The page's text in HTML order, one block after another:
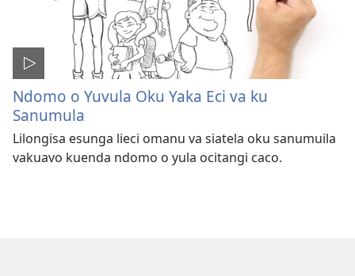
Ndomo o Yuvula Oku Yaka Eci va ku
Sanumula
Lilongisa esunga lieci omanu va siatela oku sanumuila
vakuavo kuenda ndomo o yula ocitangi caco.